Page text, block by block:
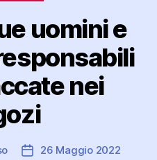
uomini e
nei
Data26 Maggio 2022